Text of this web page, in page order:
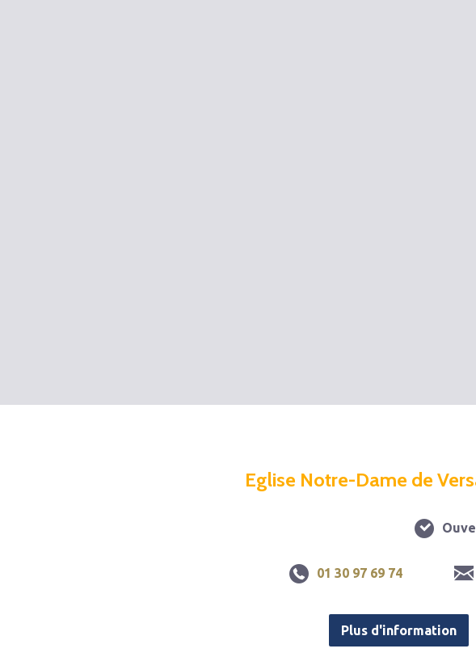
Eglise Notre-Dame de
01 30 97 69 74
Plus d'information